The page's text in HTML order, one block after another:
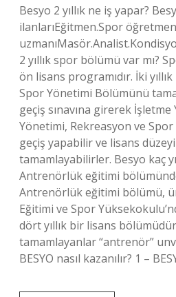
Besyo 2 yıllık ne iş yapar?
ilanlarıEğitmen.Spor
2 yıllık spor bölümü var mı?
ön lisans programıdır. İki
Spor Yönetimi Bölümünü
geçiş sınavına girerek
Yönetimi, Rekreasyon ve
geçiş yapabilir ve lisans
tamamlayabilirler. Besyo kaç
Antrenörlük eğitimi
Antrenörlük eğitimi bölümü,
Eğitimi ve Spor
dört yıllık bir lisans
tamamlayanlar “antrenör”
BESYO nasıl kazanılır? 1 –